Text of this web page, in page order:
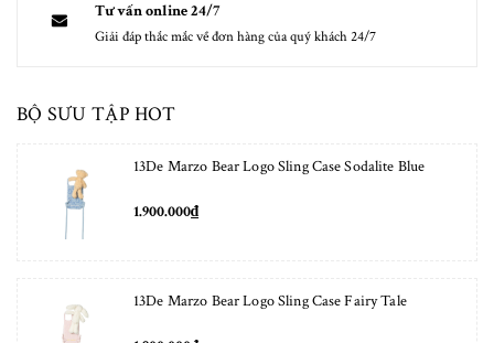
Tư vấn online 24/7
Giải đáp thắc mắc về đơn hàng của quý khách 24/7
BỘ SƯU TẬP HOT
13De Marzo Bear Logo Sling Case Sodalite Blue
1.900.000₫
13De Marzo Bear Logo Sling Case Fairy Tale